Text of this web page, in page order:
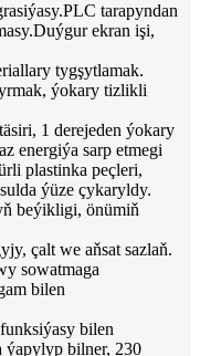
tarapyndan
ekran işi,
tygşytlamak.
ýokary tizlikli
1 derejeden ýokary
energiýa sarp etmegi
plastinka peçleri,
ýüze çykaryldy.
beýikligi, önümiň
çalt we aňsat sazlaň.
sowatmaga
bilen
bilen
ýapylyp bilner, 230